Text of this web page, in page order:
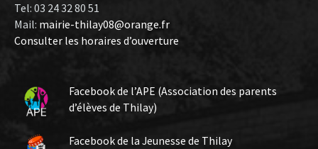
Tel: 03 24 32 80 51
Mail: mairie-thilay08@orange.fr
Consulter les horaires d’ouverture
Facebook de l’APE (Association des parents
d’élèves de Thilay)
Facebook de la Jeunesse de Thilay